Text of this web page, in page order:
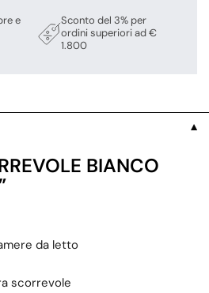
e
Sconto del 3% per
ordini superiori ad €
1.800
▼
BIANCO
da letto
scorrevole